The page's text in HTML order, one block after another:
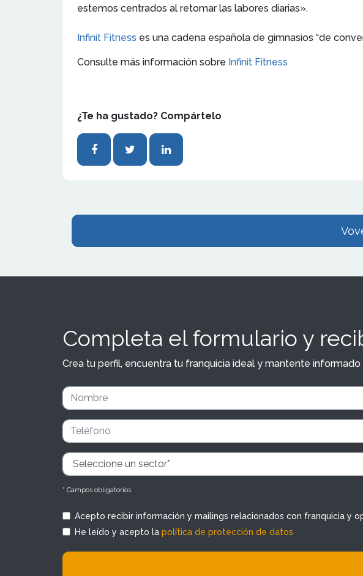
estemos centrados al retomar las labores diarias».
Infinit Fitness es una cadena española de gimnasios “de
Consulte más información sobre Infinit Fitness
¿Te ha gustado? Compártelo
Completa el formulario y
Crea tu perfil, encuentra tu franquicia ideal y mantente informado
* Campos obligatorios
Acepto recibir información y mailings relacionados con franquicia y
He leído y acepto la política de protección de datos